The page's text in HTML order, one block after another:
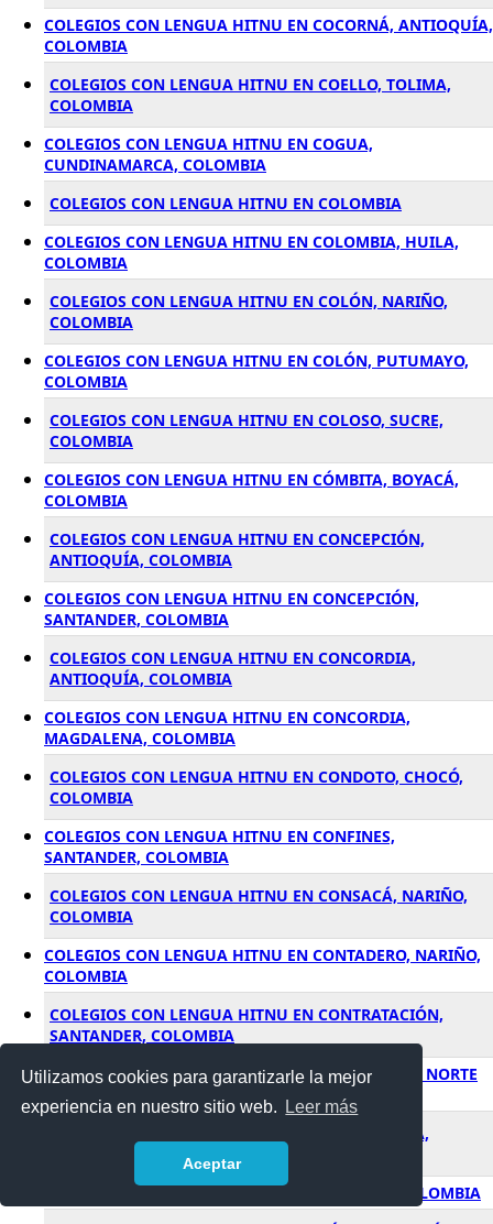
Utilizamos cookies para garantizarle la mejor
experiencia en nuestro sitio web.
Leer más
Aceptar
COLEGIOS CON LENGUA HITNU EN COCORNÁ, ANTIOQUÍA,
COLOMBIA
COLEGIOS CON LENGUA HITNU EN COELLO, TOLIMA,
COLOMBIA
COLEGIOS CON LENGUA HITNU EN COGUA,
CUNDINAMARCA, COLOMBIA
COLEGIOS CON LENGUA HITNU EN COLOMBIA
COLEGIOS CON LENGUA HITNU EN COLOMBIA, HUILA,
COLOMBIA
COLEGIOS CON LENGUA HITNU EN COLÓN, NARIÑO,
COLOMBIA
COLEGIOS CON LENGUA HITNU EN COLÓN, PUTUMAYO,
COLOMBIA
COLEGIOS CON LENGUA HITNU EN COLOSO, SUCRE,
COLOMBIA
COLEGIOS CON LENGUA HITNU EN CÓMBITA, BOYACÁ,
COLOMBIA
COLEGIOS CON LENGUA HITNU EN CONCEPCIÓN,
ANTIOQUÍA, COLOMBIA
COLEGIOS CON LENGUA HITNU EN CONCEPCIÓN,
SANTANDER, COLOMBIA
COLEGIOS CON LENGUA HITNU EN CONCORDIA,
ANTIOQUÍA, COLOMBIA
COLEGIOS CON LENGUA HITNU EN CONCORDIA,
MAGDALENA, COLOMBIA
COLEGIOS CON LENGUA HITNU EN CONDOTO, CHOCÓ,
COLOMBIA
COLEGIOS CON LENGUA HITNU EN CONFINES,
SANTANDER, COLOMBIA
COLEGIOS CON LENGUA HITNU EN CONSACÁ, NARIÑO,
COLOMBIA
COLEGIOS CON LENGUA HITNU EN CONTADERO, NARIÑO,
COLOMBIA
COLEGIOS CON LENGUA HITNU EN CONTRATACIÓN,
SANTANDER, COLOMBIA
COLEGIOS CON LENGUA HITNU EN CONVENCIÓN, NORTE
DE SANTANDER, COLOMBIA
COLEGIOS CON LENGUA HITNU EN COPACABANA,
ANTIOQUÍA, COLOMBIA
COLEGIOS CON LENGUA HITNU EN CÓRDOBA, COLOMBIA